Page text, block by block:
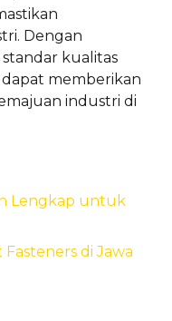
Dengan
kualitas
memberikan
industri di
Lengkap untuk
di Jawa